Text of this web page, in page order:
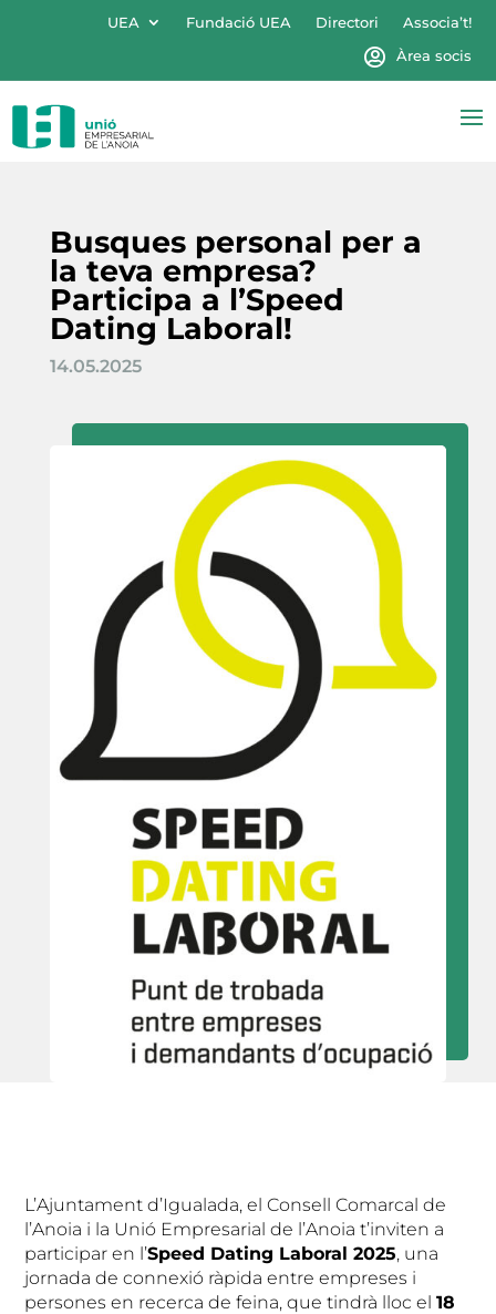
UEA Fundació UEA Directori
Associa’t!
Àrea socis
Busques personal per a
la teva empresa?
Participa a l’Speed
Dating Laboral!
14.05.2025
L’Ajuntament d’Igualada, el Consell Comarcal de
l’Anoia i la Unió Empresarial de l’Anoia t’inviten a
participar en l’Speed Dating Laboral 2025, una
jornada de connexió ràpida entre empreses i
persones en recerca de feina, que tindrà lloc el18